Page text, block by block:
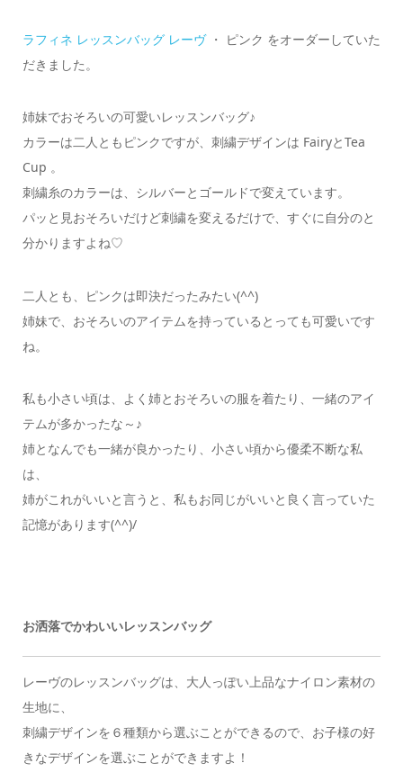
ラフィネ レッスンバッグ レーヴ ・ ピンク をオーダーしていた
だきました。
姉妹でおそろいの可愛いレッスンバッグ♪
カラーは二人ともピンクですが、刺繍デザインは FairyとTea
Cup 。
刺繍糸のカラーは、シルバーとゴールドで変えています。
パッと見おそろいだけど刺繍を変えるだけで、すぐに自分のと
分かりますよね♡
二人とも、ピンクは即決だったみたい(^^)
姉妹で、おそろいのアイテムを持っているとっても可愛いです
ね。
私も小さい頃は、よく姉とおそろいの服を着たり、一緒のアイ
テムが多かったな～♪
姉となんでも一緒が良かったり、小さい頃から優柔不断な私
は、
姉がこれがいいと言うと、私もお同じがいいと良く言っていた
記憶があります(^^)/
お洒落でかわいいレッスンバッグ
レーヴのレッスンバッグは、大人っぽい上品なナイロン素材の
生地に、
刺繍デザインを６種類から選ぶことができるので、お子様の好
きなデザインを選ぶことができますよ！